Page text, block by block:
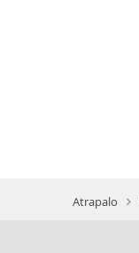
Atrapalo